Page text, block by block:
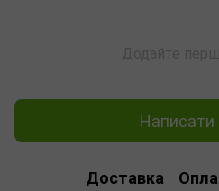
Написати
Доставка